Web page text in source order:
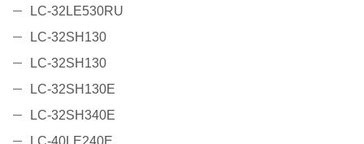
LC-32LE530RU
LC-32SH130
LC-32SH130
LC-32SH130E
LC-32SH340E